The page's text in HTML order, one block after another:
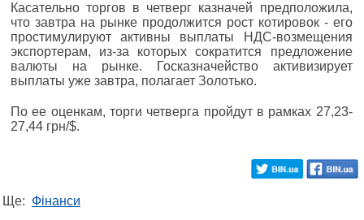
Касательно торгов в четверг казначей предположила,
что завтра на рынке продолжится рост котировок - его
простимулируют активны выплаты НДС-возмещения
экспортерам, из-за которых сократится предложение
валюты на рынке. Госказначейство активизирует
выплаты уже завтра, полагает Золотько.
По ее оценкам, торги четверга пройдут в рамках 27,23-
27,44 грн/$.
Ще: Фінанси